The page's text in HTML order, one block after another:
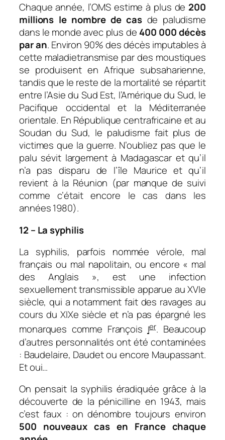
Chaque année, l’OMS estime à plus de 200
millions le nombre de cas de paludisme
dans le monde avec plus de 400 000 décès
par an. Environ 90% des décès imputables à
cette maladietransmise par des moustiques
se produisent en Afrique subsaharienne,
tandis que le reste de la mortalité se répartit
entre l’Asie du Sud Est, l’Amérique du Sud, le
Pacifique occidental et la Méditerranée
orientale. En République centrafricaine et au
Soudan du Sud, le paludisme fait plus de
victimes que la guerre. N’oubliez pas que le
palu sévit largement à Madagascar et qu’il
n’a pas disparu de l’île Maurice et qu’il
revient à la Réunion (par manque de suivi
comme c’était encore le cas dans les
années 1980).
12 – La syphilis
La syphilis, parfois nommée vérole, mal
français ou mal napolitain, ou encore « mal
des Anglais », est une infection
sexuellement transmissible apparue au XVIe
siècle, qui a notamment fait des ravages au
cours du XIXe siècle et n’a pas épargné les
monarques comme François Ier. Beaucoup
d’autres personnalités ont été contaminées
: Baudelaire, Daudet ou encore Maupassant.
Et oui…
On pensait la syphilis éradiquée grâce à la
découverte de la pénicilline en 1943, mais
c’est faux : on dénombre toujours environ
500 nouveaux cas en France chaque